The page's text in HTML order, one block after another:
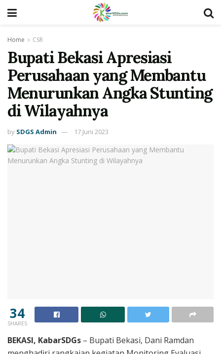
Home CSR
Bupati Bekasi Apresiasi
Perusahaan yang Membantu
Menurunkan Angka Stunting
di Wilayahnya
by SDGS Admin 17 Juni 2023
34
SHARES
BEKASI, KabarSDGs – Bupati Bekasi, Dani Ramdan